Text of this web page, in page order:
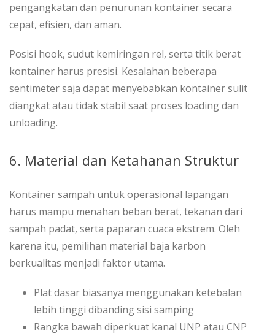
pengangkatan dan penurunan kontainer secara
cepat, efisien, dan aman.
Posisi hook, sudut kemiringan rel, serta titik berat
kontainer harus presisi. Kesalahan beberapa
sentimeter saja dapat menyebabkan kontainer sulit
diangkat atau tidak stabil saat proses loading dan
unloading.
6. Material dan Ketahanan Struktur
Kontainer sampah untuk operasional lapangan
harus mampu menahan beban berat, tekanan dari
sampah padat, serta paparan cuaca ekstrem. Oleh
karena itu, pemilihan material baja karbon
berkualitas menjadi faktor utama.
Plat dasar biasanya menggunakan ketebalan
lebih tinggi dibanding sisi samping
Rangka bawah diperkuat kanal UNP atau CNP